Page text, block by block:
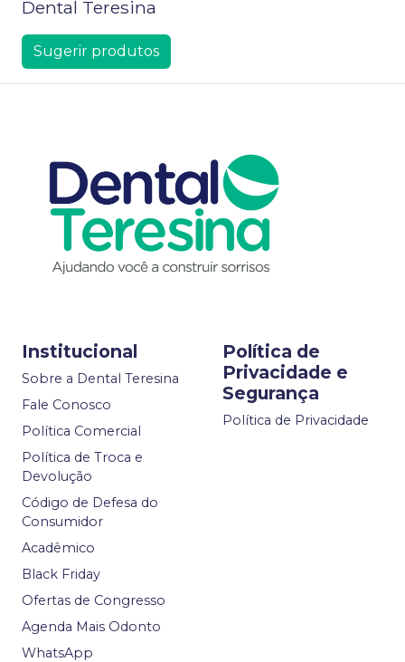
Dental Teresina
Sugerir produtos
Institucional
Sobre a Dental Teresina
Fale Conosco
Política Comercial
Política de Troca e
Devolução
Código de Defesa do
Consumidor
Acadêmico
Black Friday
Ofertas de Congresso
Agenda Mais Odonto
WhatsApp
Política de
Privacidade e
Segurança
Política de Privacidade